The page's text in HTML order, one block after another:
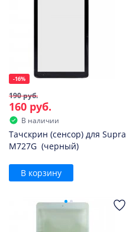
-16%
190 руб.
160 руб.
В наличии
Тачскрин (сенсор) для Supra
M727G (черный)
В корзину